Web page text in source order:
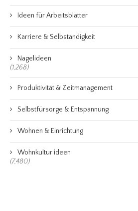
Ideen für Arbeitsblätter
Karriere & Selbständigkeit
Nagelideen
(1,268)
Produktivität & Zeitmanagement
Selbstfürsorge & Entspannung
Wohnen & Einrichtung
Wohnkultur ideen
(7,480)